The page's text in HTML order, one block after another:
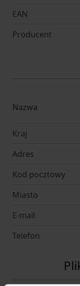
EAN
Producent
Nazwa
Kraj
Adres
Kod pocztowy
Miasto
E-mail
Telefon